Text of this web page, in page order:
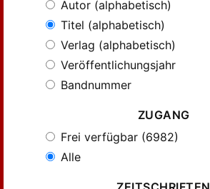
Autor (alphabetisch)
Titel (alphabetisch)
Verlag (alphabetisch)
Veröffentlichungsjahr
Bandnummer
ZUGANG
Frei verfügbar (6982)
Alle